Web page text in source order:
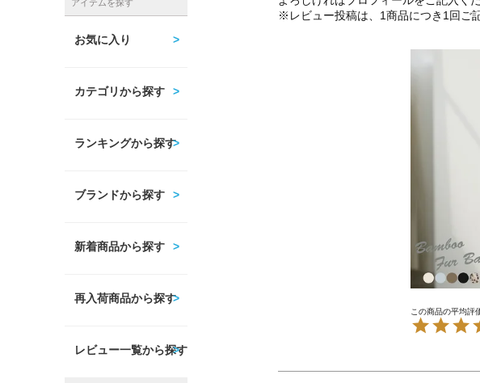
アイテムを探す
お気に入り
カテゴリから探す
ランキングから探す
ブランドから探す
新着商品から探す
再入荷商品から探す
レビュー一覧から探す
※レビュー投稿は、1商品につき1回ご